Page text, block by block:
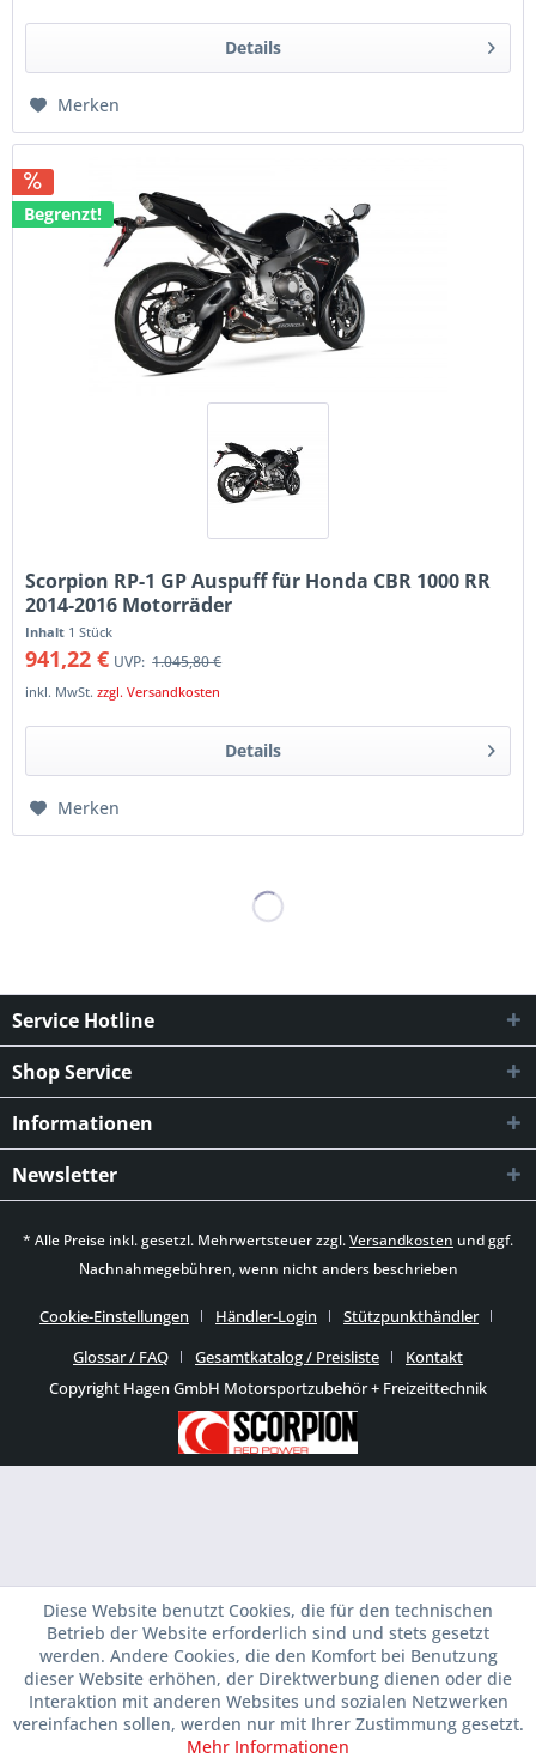
Details
Merken
Begrenzt!
Scorpion RP-1 GP Auspuff für Honda CBR 1000 RR
2014-2016 Motorräder
Inhalt 1 Stück
941,22 € UVP: 1.045,80 €
inkl. MwSt.zzgl. Versandkosten
Details
Merken
Service Hotline
Shop Service
Informationen
Newsletter
* Alle Preise inkl. gesetzl. Mehrwertsteuer zzgl.Versandkosten und ggf.
Nachnahmegebühren, wenn nicht anders beschrieben
Cookie-Einstellungen Händler-Login
Stützpunkthändler
Glossar / FAQ
Gesamtkatalog / Preisliste
Kontakt
Copyright Hagen GmbH Motorsportzubehör + Freizeittechnik
Diese Website benutzt Cookies, die für den technischen
Betrieb der Website erforderlich sind und stets gesetzt
werden. Andere Cookies, die den Komfort bei Benutzung
dieser Website erhöhen, der Direktwerbung dienen oder die
Interaktion mit anderen Websites und sozialen Netzwerken
vereinfachen sollen, werden nur mit Ihrer Zustimmung gesetzt.
Mehr Informationen